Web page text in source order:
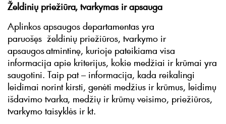
Želdinių priežiūra, tvarkymas ir apsauga
Aplinkos apsaugos departamentas yra
paruošęs želdinių priežiūros, tvarkymo ir
apsaugos atmintinę, kurioje pateikiama visa
informacija apie kriterijus, kokie medžiai ir krūmai yra
saugotini. Taip pat – informacija, kada reikalingi
leidimai norint kirsti, genėti medžius ir krūmus, leidimų
išdavimo tvarka, medžių ir krūmų veisimo, priežiūros,
tvarkymo taisyklės ir kt.